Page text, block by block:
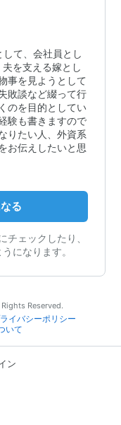
て、会社員とし
を支える嫁とし
事を見ようとして
敗談など綴って行
のを目的としてい
験も書きますので
りたい人、外資系
お伝えしたいと思
る
チェックしたり、
になります。
Reserved.
イバシーポリシー
いて
ン